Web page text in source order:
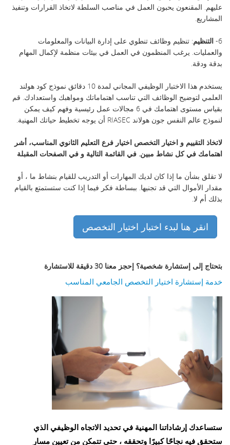
عليهم. المقنعون يحبون العمل في مناصب السلطة لاتخاذ القرارات وتنفيذ
المشاريع.
6- التنظيم: تنظيم وظائف تنطوي على إدارة البيانات والمعلومات
والعمليات. يرغب المنظمون في العمل في بيئات منظمة لإكمال المهام
بدقة ودقة.
يستخدم هذا الاختبار الوظيفي المجاني لمدة 10 دقائق نموذج كود هولند
العلمي لتوضيح الوظائف التي تناسب اهتماماتك ومواهبك واستعدادك. قم
بقياس مستوى اهتمامك في 6 مجالات عمل رئيسية وفهم كيف يمكن
لنموذج عالم النفس جون هولاند RIASEC أن يوجه تخطيط حياتك المهنية.
لاتخاذ التقييم و اختيار التخصص اختيار فرع التعليم الثانوي المناسب، أشر
اهتمامك في كل نشاط مبين. في القائمة التالية و في الصفحات المقبلة
لا تقلق بشأن ما إذا كان لديك المهارات أو التدريب للقيام بنشاط ما ، أو
مقدار الأموال التي قد تجنيها. ببساطة فكر فيما إذا كنت ستستمتع بالقيام
بذلك أم لا.
انقر هنا لبدء اختبار اختيار التخصص
بتحتاج إلى إستشارة شخصية؟ إحجز معنا 30 دقيقة للاستشارة